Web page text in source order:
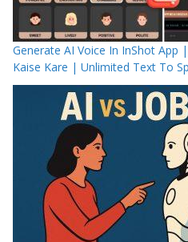
Generate AI Voice In InShot App
Kaise Kare | Unlimited Text To